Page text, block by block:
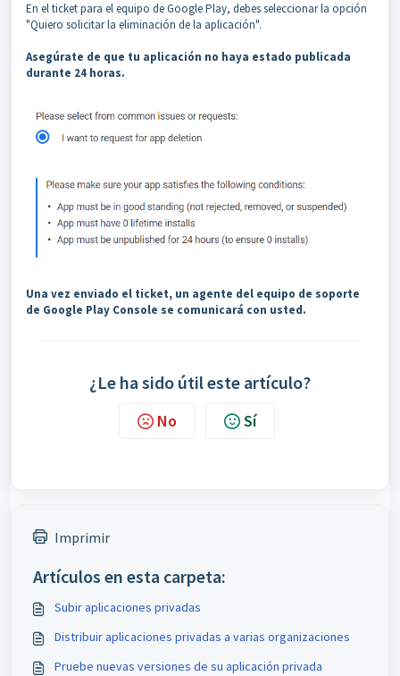
En el ticket para el equipo de Google Play, debes seleccionar la opción
"Quiero solicitar la eliminación de la aplicación".
Asegúrate de que tu aplicación no haya estado publicada
durante 24 horas.
Una vez enviado el ticket, un agente del equipo de soporte
de Google Play Console se comunicará con usted.
¿Le ha sido útil este artículo?
No Sí
Imprimir
Artículos en esta carpeta:
Subir aplicaciones privadas
Distribuir aplicaciones privadas a varias organizaciones
Pruebe nuevas versiones de su aplicación privada